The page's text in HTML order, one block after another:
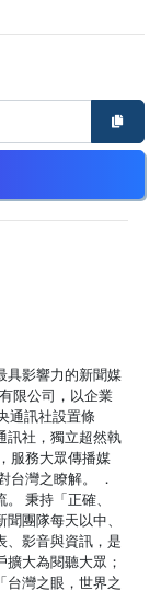
具影響力的新聞媒
限公司，以企業
通訊社設置條
訊社，獨立超然執
服務大眾傳播媒
台灣之瞭解。 ．
秉持「正確、
團隊每天以中、
、影音與資訊，是
大為閱聽大眾；
台灣之眼，世界之